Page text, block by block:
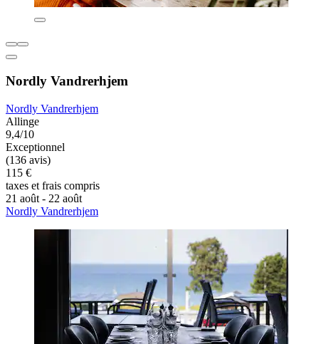
Nordly Vandrerhjem
Nordly Vandrerhjem
Allinge
9,4/10
Exceptionnel
(136 avis)
115 €
taxes et frais compris
21 août - 22 août
Nordly Vandrerhjem